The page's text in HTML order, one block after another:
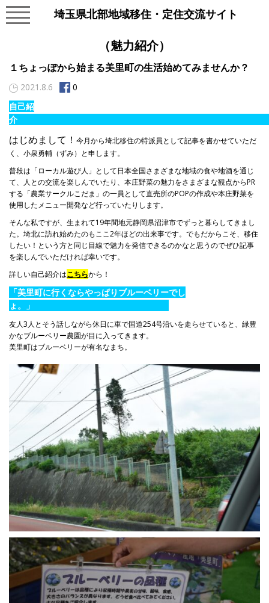
埼玉県北部地域移住・定住交流サイト
（魅力紹介）
１ちょっぽから始まる美里町の生活始めてみませんか？
2021.8.6
0
自己紹
はじめまして！ 今月から埼北移住の特派員として記事を書かせていただ
く、小泉勇輔（ずみ）と申します。
普段は「ローカル遊び人」として日本全国さまざまな地域の食や地酒を通じ
て、人との交流を楽しんでいたり、本庄野菜の魅力をさまざまな観点からPR
する「農業サークルこだま」の一員として直売所のPOPの作成や本庄野菜を
使用したメニュー開発など行っていたりします。
そんな私ですが、生まれて19年間地元静岡県沼津市でずっと暮らしてきまし
た。埼北に訪れ始めたのもここ2年ほどの出来事です。でもだからこそ、移住
したい！という方と同じ目線で魅力を発信できるのかなと思うのでぜひ記事
を楽しんでいただければ幸いです。
詳しい自己紹介はこちらから！
「美里町に行くならやっぱりブルーベリーでし
ょ。」
友人3人とそう話しながら休日に車で国道254号沿いを走らせていると、緑豊
かなブルーベリー農園が目に入ってきます。
美里町はブルーベリーが有名なまち。